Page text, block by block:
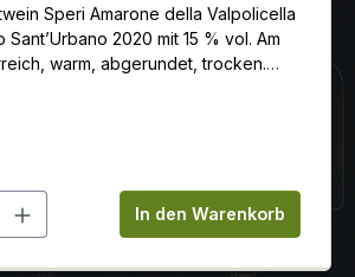
Speri Amarone della Valpolicella
Sant’Urbano 2020 mit 15 % vol. Am
warm, abgerundet, trocken.
rarer Eleganz, eignet sich gut für
Gib den
In den Warenkorb